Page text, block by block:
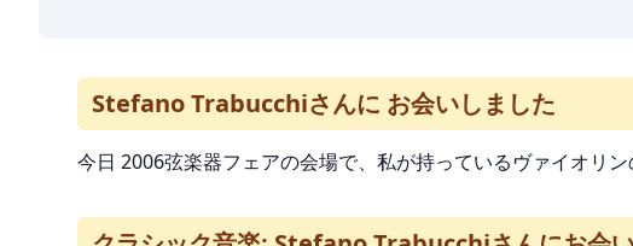
Stefano Trabucchiさんに お会いしました
今日 2006弦楽器フェアの会場で、私が持っているヴァイオリ